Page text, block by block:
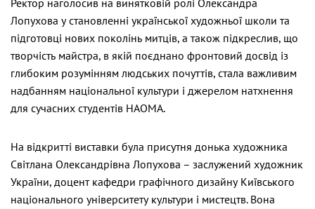
Ректор наголосив на винятковій ролі Олександра
Лопухова у становленні української художньої школи та
підготовці нових поколінь митців, а також підкреслив, що
творчість майстра, в якій поєднано фронтовий досвід із
глибоким розумінням людських почуттів, стала важливим
надбанням національної культури і джерелом натхнення
для сучасних студентів НАОМА.
На відкритті виставки була присутня донька художника
Світлана Олександрівна Лопухова – заслужений художник
України, доцент кафедри графічного дизайну Київського
національного університету культури і мистецтв. Вона